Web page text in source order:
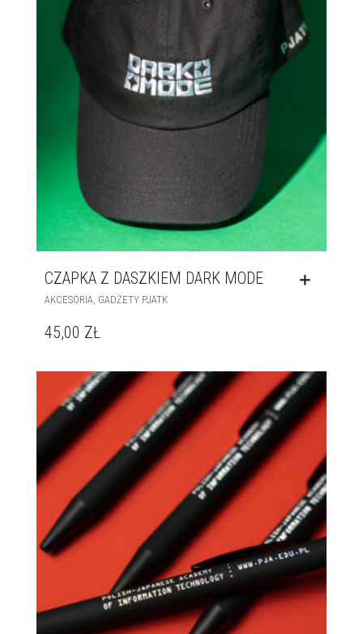
CZAPKA Z DASZKIEM DARK MODE
AKCESORIA GADŻETY PJATK
45,00 ZŁ